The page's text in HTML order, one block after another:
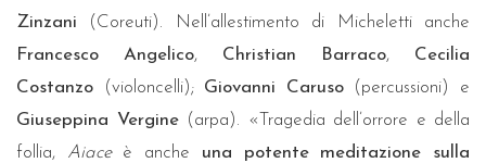
Zinzani (Coreuti). Nell’allestimento di Micheletti anche
Francesco Angelico, Christian Barraco, Cecilia
Costanzo (violoncelli); Giovanni Caruso(percussioni) e
Giuseppina Vergine(arpa). «Tragedia dell’orrore e della
follia, Aiaceè anche una potente meditazione sulla